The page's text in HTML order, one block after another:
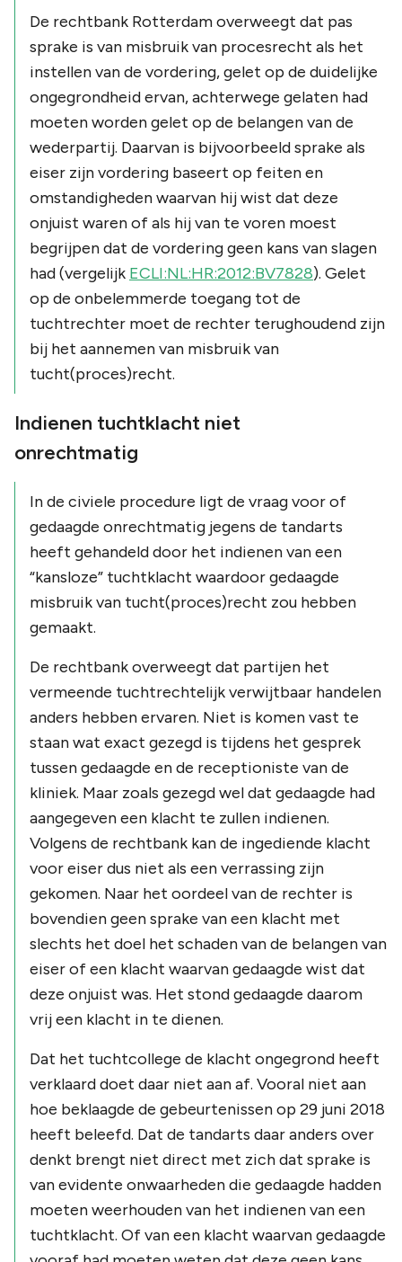
De rechtbank Rotterdam overweegt dat pas
sprake is van misbruik van procesrecht als het
instellen van de vordering, gelet op de duidelijke
ongegrondheid ervan, achterwege gelaten had
moeten worden gelet op de belangen van de
wederpartij. Daarvan is bijvoorbeeld sprake als
eiser zijn vordering baseert op feiten en
omstandigheden waarvan hij wist dat deze
onjuist waren of als hij van te voren moest
begrijpen dat de vordering geen kans van slagen
had (vergelijk ECLI:NL:HR:2012:BV7828). Gelet
op de onbelemmerde toegang tot de
tuchtrechter moet de rechter terughoudend zijn
bij het aannemen van misbruik van
tucht(proces)recht.
Indienen tuchtklacht niet
onrechtmatig
In de civiele procedure ligt de vraag voor of
gedaagde onrechtmatig jegens de tandarts
heeft gehandeld door het indienen van een
“kansloze” tuchtklacht waardoor gedaagde
misbruik van tucht(proces)recht zou hebben
gemaakt.
De rechtbank overweegt dat partijen het
vermeende tuchtrechtelijk verwijtbaar handelen
anders hebben ervaren. Niet is komen vast te
staan wat exact gezegd is tijdens het gesprek
tussen gedaagde en de receptioniste van de
kliniek. Maar zoals gezegd wel dat gedaagde had
aangegeven een klacht te zullen indienen.
Volgens de rechtbank kan de ingediende klacht
voor eiser dus niet als een verrassing zijn
gekomen. Naar het oordeel van de rechter is
bovendien geen sprake van een klacht met
slechts het doel het schaden van de belangen van
eiser of een klacht waarvan gedaagde wist dat
deze onjuist was. Het stond gedaagde daarom
vrij een klacht in te dienen.
Dat het tuchtcollege de klacht ongegrond heeft
verklaard doet daar niet aan af. Vooral niet aan
hoe beklaagde de gebeurtenissen op 29 juni 2018
heeft beleefd. Dat de tandarts daar anders over
denkt brengt niet direct met zich dat sprake is
van evidente onwaarheden die gedaagde hadden
moeten weerhouden van het indienen van een
tuchtklacht. Of van een klacht waarvan gedaagde